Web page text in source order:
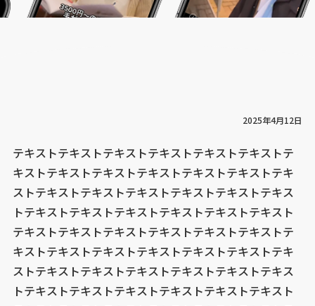
2025年4月12日
テキストテキストテキストテキストテキストテキストテ
キストテキストテキストテキストテキストテキストテキ
ストテキストテキストテキストテキストテキストテキス
トテキストテキストテキストテキストテキストテキスト
テキストテキストテキストテキストテキストテキストテ
キストテキストテキストテキストテキストテキストテキ
ストテキストテキストテキストテキストテキストテキス
トテキストテキストテキストテキストテキストテキスト